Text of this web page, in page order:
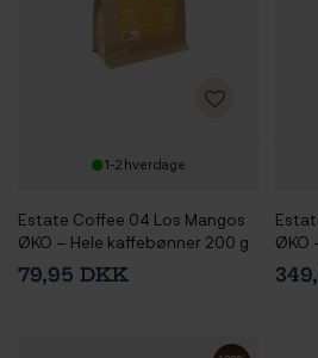
1-2 hverdage
Estate Coffee 04 Los Mangos
ØKO – Hele kaffebønner 200 g
79,95 DKK
ØKO